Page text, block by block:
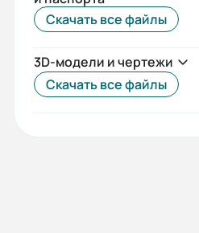
5
1.2
Скачать все файлы
3D-модели и чертежи
Скачать все файлы